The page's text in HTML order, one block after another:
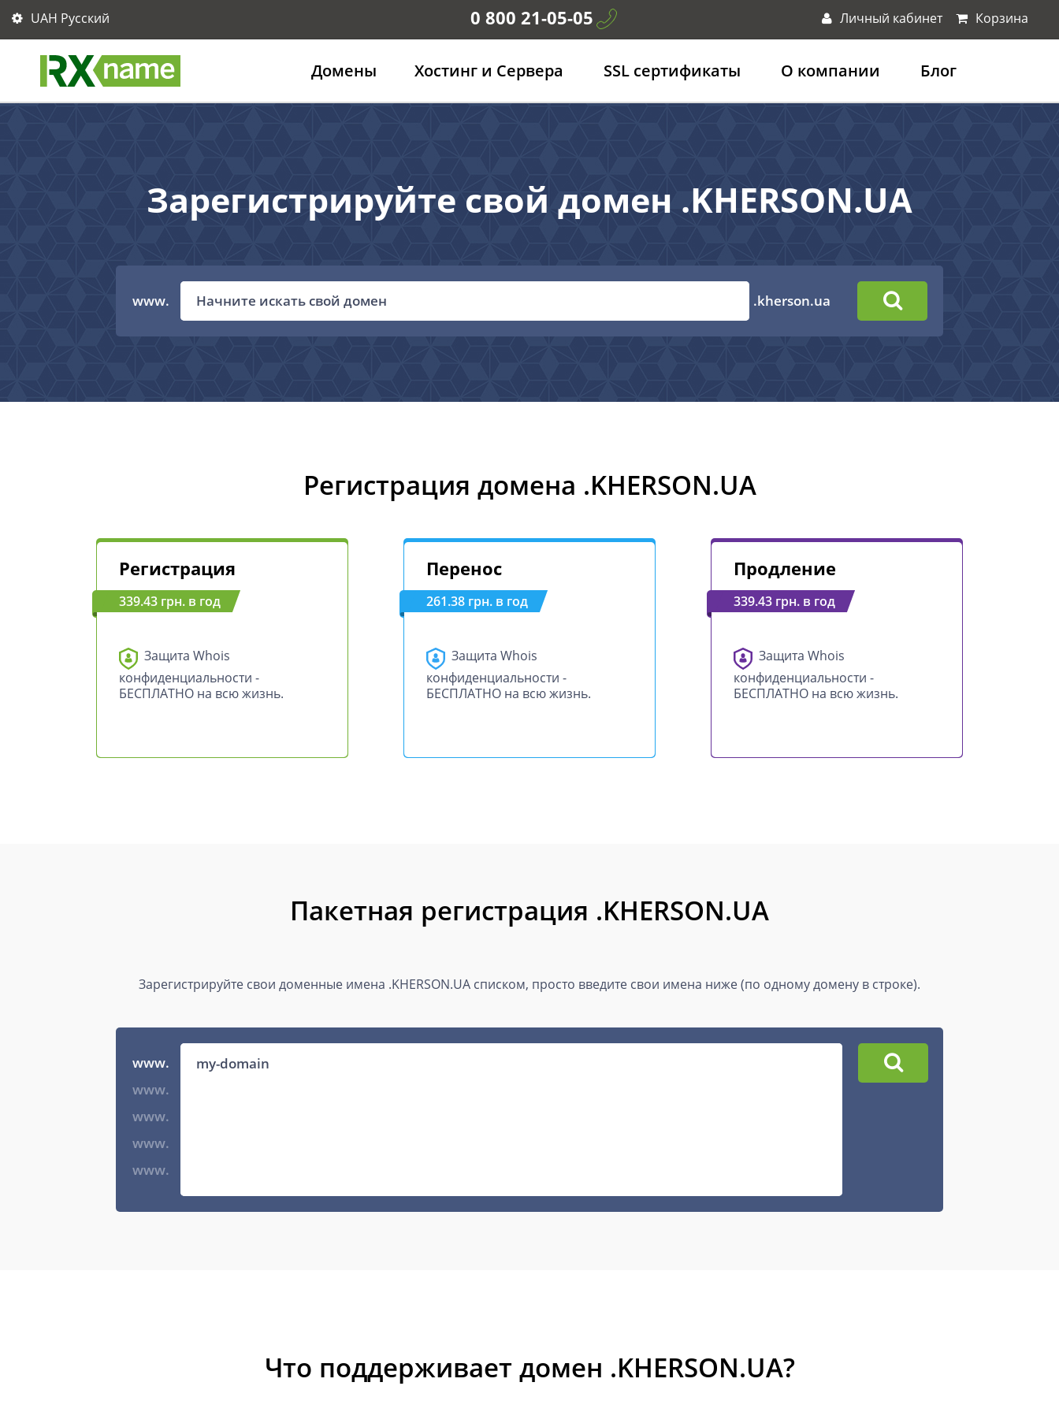
UAH Русский 0 800 21-05-05 Личный кабинет Корзина
Домены Хостинг и Сервера SSL сертификаты О компании Блог
Зарегистрируйте свой домен .KHERSON.UA
www. .kherson.ua
Регистрация домена .KHERSON.UA
Регистрация
339.43 грн. в год
Защита Whois
конфиденциальности -
БЕСПЛАТНО на всю жизнь.
Перенос
261.38 грн. в год
Защита Whois
конфиденциальности -
БЕСПЛАТНО на всю жизнь.
Продление
339.43 грн. в год
Защита Whois
конфиденциальности -
БЕСПЛАТНО на всю жизнь.
Пакетная регистрация .KHERSON.UA
Зарегистрируйте свои доменные имена .KHERSON.UA списком, просто введите свои имена ниже (по одному домену в строке).
www.
www.
www.
www.
www.
Что поддерживает домен .KHERSON.UA?